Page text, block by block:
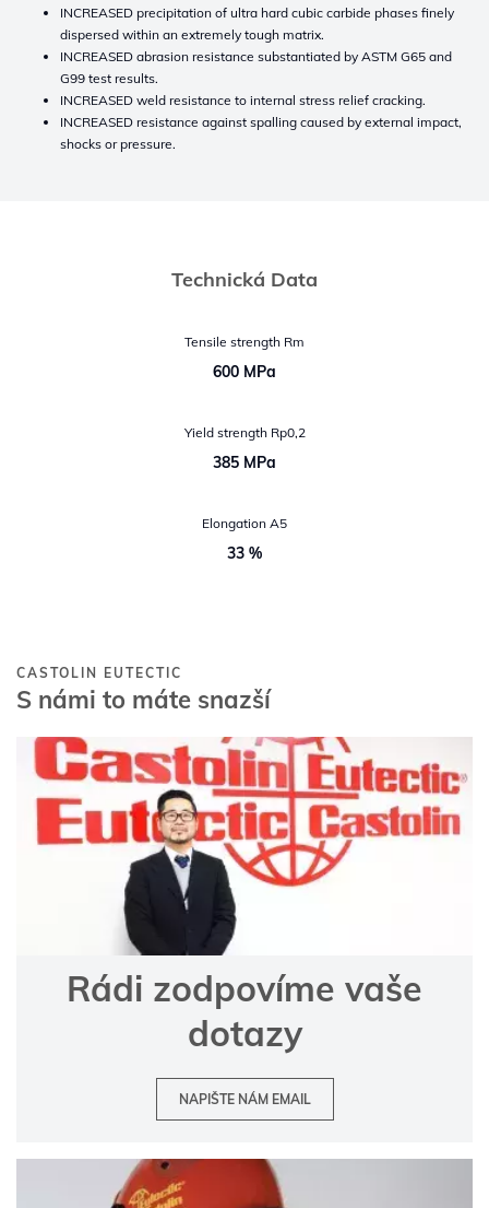
INCREASED precipitation of ultra hard cubic carbide phases finely
dispersed within an extremely tough matrix.
INCREASED abrasion resistance substantiated by ASTM G65 and
G99 test results.
INCREASED weld resistance to internal stress relief cracking.
INCREASED resistance against spalling caused by external impact,
shocks or pressure.
Technická Data
Tensile strength Rm
600 MPa
Yield strength Rp0,2
385 MPa
Elongation A5
33 %
CASTOLIN EUTECTIC
S námi to máte snazší
Rádi zodpovíme vaše
dotazy
NAPIŠTE NÁM EMAIL